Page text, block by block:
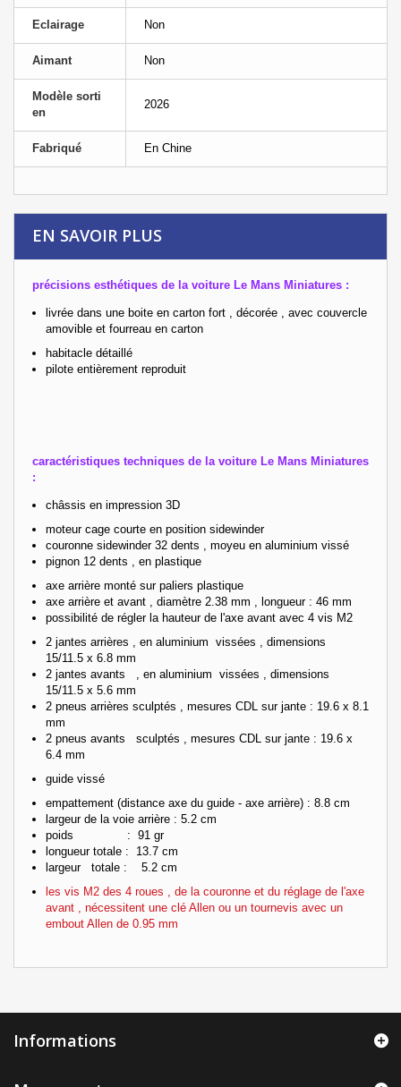
Eclairage Non
Aimant Non
Modèle sorti
en
2026
Fabriqué En Chine
EN SAVOIR PLUS
précisions esthétiques de la voiture Le Mans Miniatures :
livrée dans une boite en carton fort , décorée , avec couvercle
amovible et fourreau en carton
habitacle détaillé
pilote entièrement reproduit
caractéristiques techniques de la voiture Le Mans Miniatures
:
châssis en impression 3D
moteur cage courte en position sidewinder
couronne sidewinder 32 dents , moyeu en aluminium vissé
pignon 12 dents , en plastique
axe arrière monté sur paliers plastique
axe arrière et avant , diamètre 2.38 mm , longueur : 46 mm
possibilité de régler la hauteur de l'axe avant avec 4 vis M2
2 jantes arrières , en aluminium vissées , dimensions
15/11.5 x 6.8 mm
2 jantes avants , en aluminium vissées , dimensions
15/11.5 x 5.6 mm
2 pneus arrières sculptés , mesures CDL sur jante : 19.6 x 8.1
mm
2 pneus avants sculptés , mesures CDL sur jante : 19.6 x
6.4 mm
guide vissé
empattement (distance axe du guide - axe arrière) : 8.8 cm
largeur de la voie arrière : 5.2 cm
poids : 91 gr
longueur totale : 13.7 cm
largeur totale : 5.2 cm
les vis M2 des 4 roues , de la couronne et du réglage de l'axe
avant , nécessitent une clé Allen ou un tournevis avec un
embout Allen de 0.95 mm
Informations